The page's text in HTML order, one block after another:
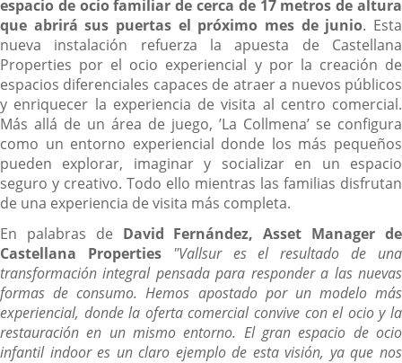
espacio de ocio familiar de cerca de 17 metros de altura
que abrirá sus puertas el próximo mes de junio. Esta
nueva instalación refuerza la apuesta de Castellana
Properties por el ocio experiencial y por la creación de
espacios diferenciales capaces de atraer a nuevos públicos
y enriquecer la experiencia de visita al centro comercial.
Más allá de un área de juego, ’La Collmena’ se configura
como un entorno experiencial donde los más pequeños
pueden explorar, imaginar y socializar en un espacio
seguro y creativo. Todo ello mientras las familias disfrutan
de una experiencia de visita más completa.
En palabras de David Fernández, Asset Manager de
Castellana Properties
"Vallsur es el resultado de una
transformación integral pensada para responder a las nuevas
formas de consumo. Hemos apostado por un modelo más
experiencial, donde la oferta comercial convive con el ocio y la
restauración en un mismo entorno. El gran espacio de ocio
infantil indoor es un claro ejemplo de esta visión, ya que nos